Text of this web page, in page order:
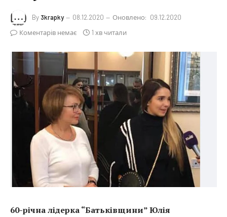
By 3krapky 08.12.2020 Оновлено: 09.12.2020
Коментарів немає
1 хв читали
60-річна лідерка “Батьківщини” Юлія